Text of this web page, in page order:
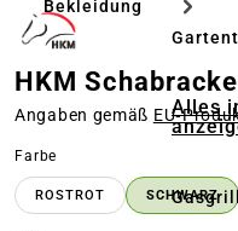
Bekleidung
Alles
Gasgrill
HKM
Angaben gemäß
Farbe
ROSTROT SCHWARZ